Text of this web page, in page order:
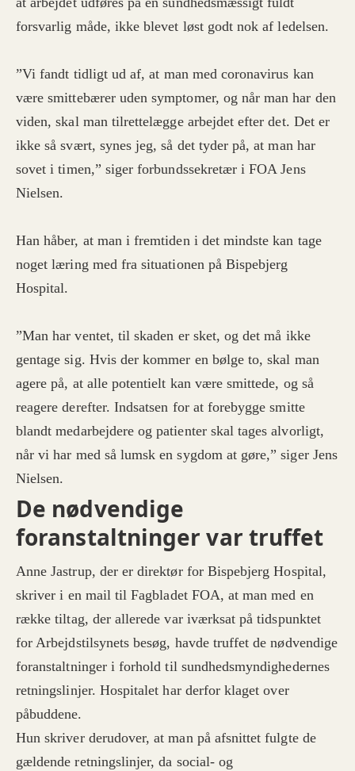
forsvarlig måde, ikke blevet løst godt nok af ledelsen.
”Vi fandt tidligt ud af, at man med coronavirus kan
være smittebærer uden symptomer, og når man har den
viden, skal man tilrettelægge arbejdet efter det. Det er
ikke så svært, synes jeg, så det tyder på, at man har
sovet i timen,” siger forbundssekretær i FOA Jens
Nielsen.
Han håber, at man i fremtiden i det mindste kan tage
noget læring med fra situationen på Bispebjerg
Hospital.
”Man har ventet, til skaden er sket, og det må ikke
gentage sig. Hvis der kommer en bølge to, skal man
agere på, at alle potentielt kan være smittede, og så
reagere derefter. Indsatsen for at forebygge smitte
blandt medarbejdere og patienter skal tages alvorligt,
når vi har med så lumsk en sygdom at gøre,” siger Jens
Nielsen.
De nødvendige
foranstaltninger var truffet
Anne Jastrup, der er direktør for Bispebjerg Hospital,
skriver i en mail til Fagbladet FOA, at man med en
række tiltag, der allerede var iværksat på tidspunktet
for Arbejdstilsynets besøg, havde truffet de nødvendige
foranstaltninger i forhold til sundhedsmyndighedernes
retningslinjer. Hospitalet har derfor klaget over
påbuddene.
Hun skriver derudover, at man på afsnittet fulgte de
gældende retningslinjer, da social- og